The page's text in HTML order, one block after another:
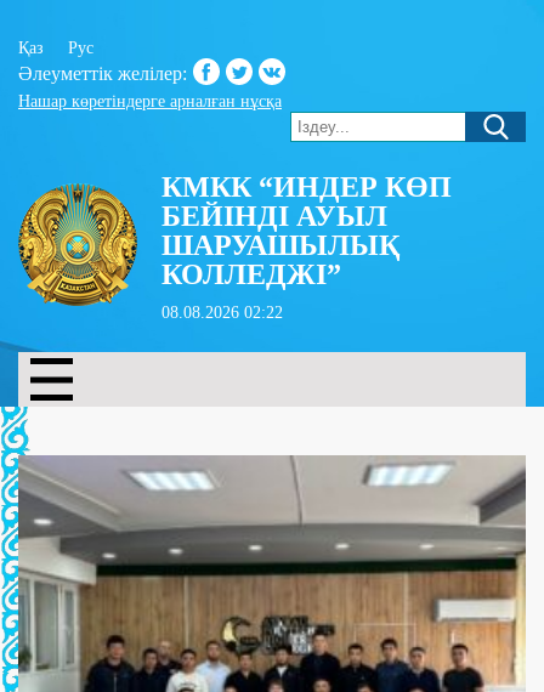
Қаз Рус
Әлеуметтік желілер:
Нашар көретіндерге арналған нұсқа
КМКК “ИНДЕР КӨП
БЕЙІНДІ АУЫЛ
ШАРУАШЫЛЫҚ
КОЛЛЕДЖІ”
08.08.2026 02:22